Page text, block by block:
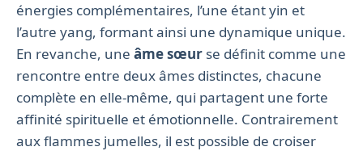
énergies complémentaires, l’une étant yin et
l’autre yang, formant ainsi une dynamique unique.
En revanche, une âme sœur se définit comme une
rencontre entre deux âmes distinctes, chacune
complète en elle-même, qui partagent une forte
affinité spirituelle et émotionnelle. Contrairement
aux flammes jumelles, il est possible de croiser